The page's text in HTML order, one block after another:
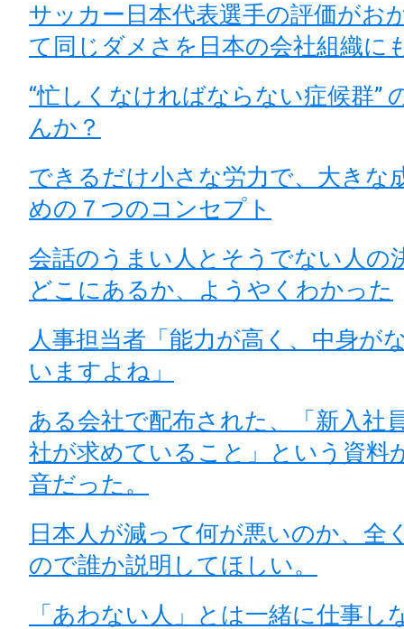
サッカー日本代表選手の評価がお
て同じダメさを日本の会社組織に
“忙しくなければならない症候群”
んか？
できるだけ小さな労力で、大きな
めの７つのコンセプト
会話のうまい人とそうでない人の
どこにあるか、ようやくわかった
人事担当者「能力が高く、中身が
いますよね」
ある会社で配布された、「新入社
社が求めていること」という資料
音だった。
日本人が減って何が悪いのか、全
ので誰か説明してほしい。
「あわない人」とは一緒に仕事し